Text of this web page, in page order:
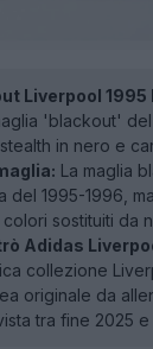
Liverpool 1995
'blackout'
in nero e
La maglia
del 1995-1996,
sostituiti da
Adidas
collezione
originale da
tra fine 2025